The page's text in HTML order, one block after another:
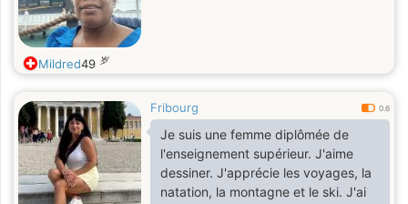
Mildred49 岁
Fribourg 0.6
Je suis une femme diplômée de
l'enseignement supérieur. J'aime
dessiner. J'apprécie les voyages, la
natation, la montagne et le ski. J'ai